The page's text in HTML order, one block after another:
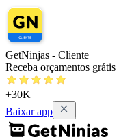
GetNinjas - Cliente
Receba orçamentos grátis
+30K
Baixar app